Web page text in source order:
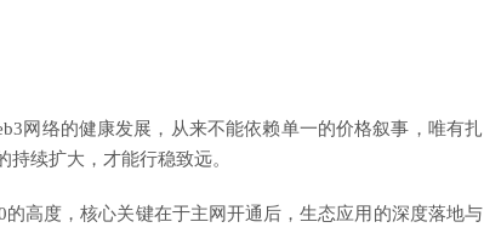
网络的健康发展，从来不能依赖单一的价格叙事，唯有扎
续扩大，才能行稳致远。
高度，核心关键在于主网开通后，生态应用的深度落地与